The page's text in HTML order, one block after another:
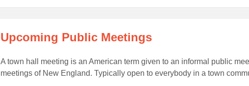
Upcoming Public Meetings
A town hall meeting is an American term given to an informal public
meetings of New England. Typically open to everybody in a town